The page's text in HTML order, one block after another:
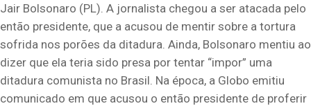
Jair Bolsonaro (PL). A jornalista chegou a ser atacada pelo
então presidente, que a acusou de mentir sobre a tortura
sofrida nos porões da ditadura. Ainda, Bolsonaro mentiu ao
dizer que ela teria sido presa por tentar “impor” uma
ditadura comunista no Brasil. Na época, a Globo emitiu
comunicado em que acusou o então presidente de proferir